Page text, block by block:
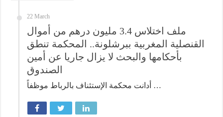
22 March
ملف اختلاس 3.4 مليون درهم من أموال
القنصلية المغربية ببرشلونة.. المحكمة تنطق
بأحكامها والبحث لا يزال جاريا عن أمين
الصندوق
أدانت محكمة الإستئناف بالرباط موظفاً …